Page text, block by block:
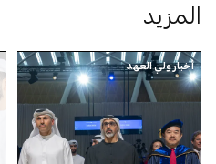
المزيد
أخبار ولي العهد